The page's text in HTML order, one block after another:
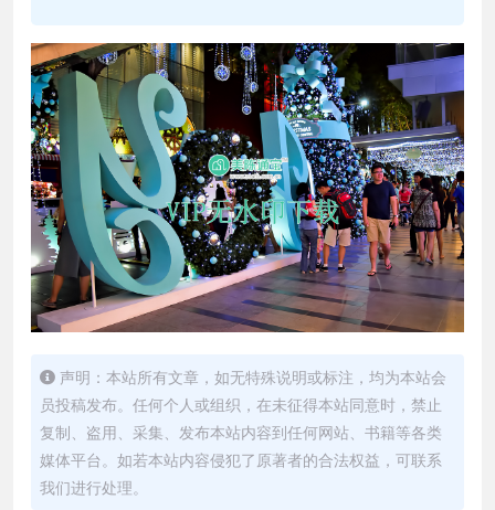
声明：本站所有文章，如无特殊说明或标注，均为本站会
员投稿发布。任何个人或组织，在未征得本站同意时，禁止
复制、盗用、采集、发布本站内容到任何网站、书籍等各类
媒体平台。如若本站内容侵犯了原著者的合法权益，可联系
我们进行处理。